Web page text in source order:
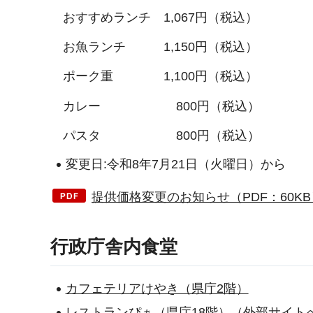
おすすめランチ 1,067円（税込）
お魚ランチ 1,150円（税込）
ポーク重 1,100円（税込）
カレー 800円（税込）
パスタ 800円（税込）
変更日:令和8年7月21日（火曜日）から
提供価格変更のお知らせ（PDF：60KB
行政庁舎内食堂
カフェテリアけやき（県庁2階）